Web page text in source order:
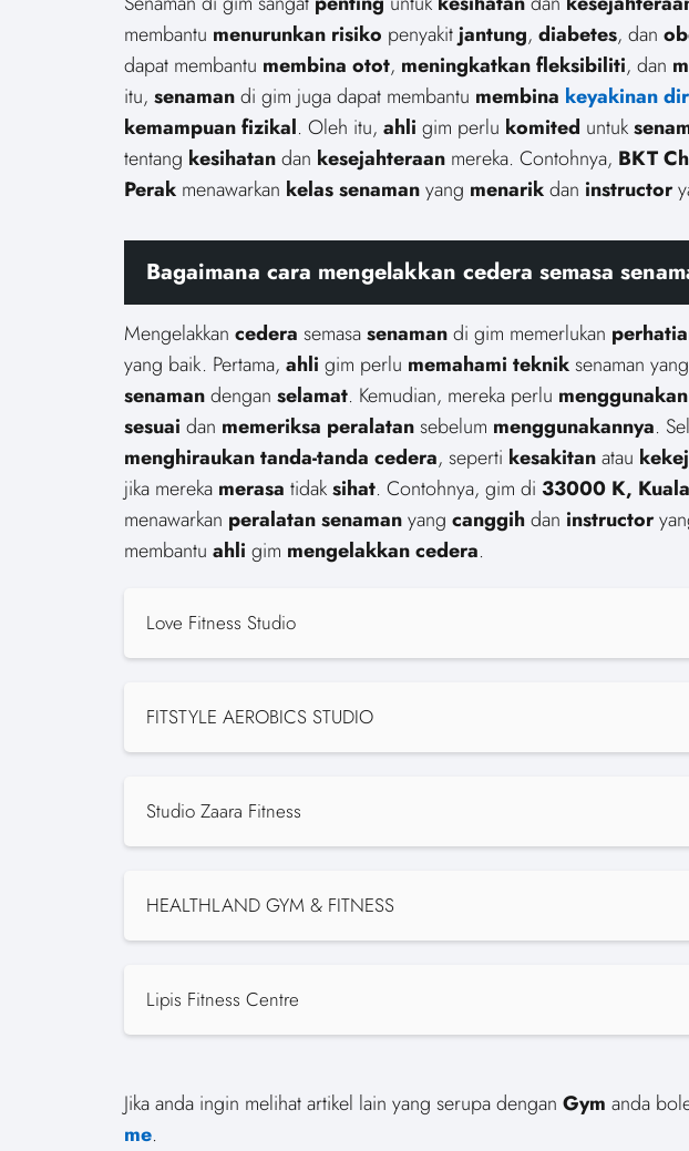
membantu menurunkan risiko penyakitjantung, diabetes, dan
dapat membantu membina otot, meningkatkan fleksibiliti, dan
itu, senamandi gim juga dapat membantu membina keyakinan
kemampuan fizikal. Oleh itu, ahli gim perlu komited untuk
tentang kesihatandan kesejahteraan mereka. Contohnya, BKT
Perak menawarkan kelas senamanyang menarikdan instructor
Bagaimana cara mengelakkan cedera semasa
Mengelakkan cedera semasasenamandi gim memerlukan
yang baik. Pertama, ahli gim perlu memahami tekniksenaman
senamandengan selamat. Kemudian, mereka perlu menggunakan
sesuai dan memeriksa peralatansebelum menggunakannya.
menghiraukantanda-tanda cedera, seperti kesakitanatau
jika mereka merasa tidaksihat. Contohnya, gim di 33000 K,
menawarkan peralatan senamanyang canggihdan instructor
membantu ahli gim mengelakkan cedera.
Love Fitness Studio
FITSTYLE AEROBICS STUDIO
Studio Zaara Fitness
HEALTHLAND GYM & FITNESS
Lipis Fitness Centre
Jika anda ingin melihat artikel lain yang serupa dengan Gym anda
me.